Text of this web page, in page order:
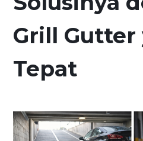
Grill Gutter
Tepat